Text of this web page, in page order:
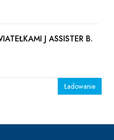
J ASSISTER B.
Ładowanie